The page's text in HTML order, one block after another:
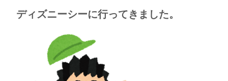
ディズニーシーに行ってきました。